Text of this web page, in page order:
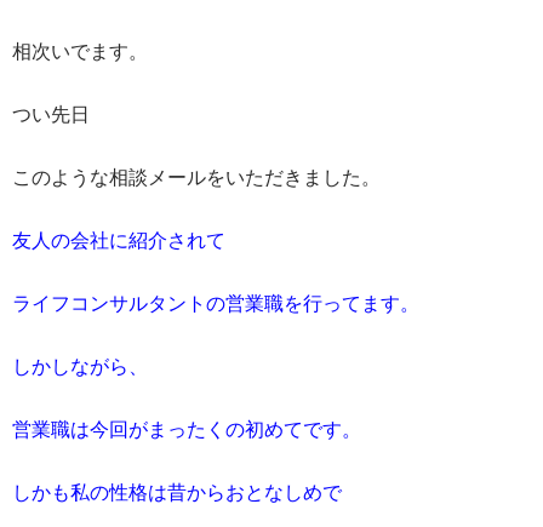
相次いでます。
つい先日
このような相談メールをいただきました。
友人の会社に紹介されて
ライフコンサルタントの営業職を行ってます。
しかしながら、
営業職は今回がまったくの初めてです。
しかも私の性格は昔からおとなしめで